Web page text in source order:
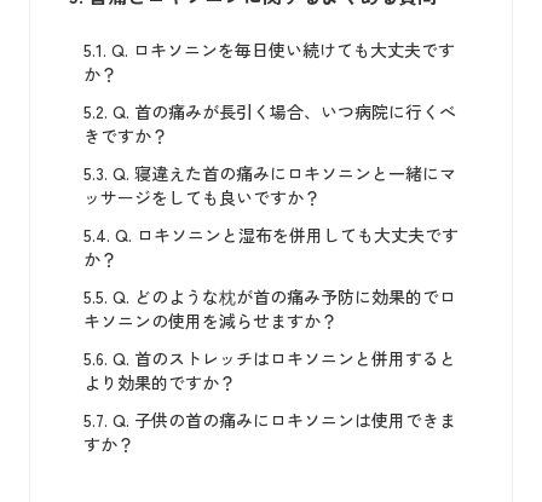
5.1. Q. ロキソニンを毎日使い続けても大丈夫です
か？
5.2. Q. 首の痛みが長引く場合、いつ病院に行くべ
きですか？
5.3. Q. 寝違えた首の痛みにロキソニンと一緒にマ
ッサージをしても良いですか？
5.4. Q. ロキソニンと湿布を併用しても大丈夫です
か？
5.5. Q. どのような枕が首の痛み予防に効果的でロ
キソニンの使用を減らせますか？
5.6. Q. 首のストレッチはロキソニンと併用すると
より効果的ですか？
5.7. Q. 子供の首の痛みにロキソニンは使用できま
すか？